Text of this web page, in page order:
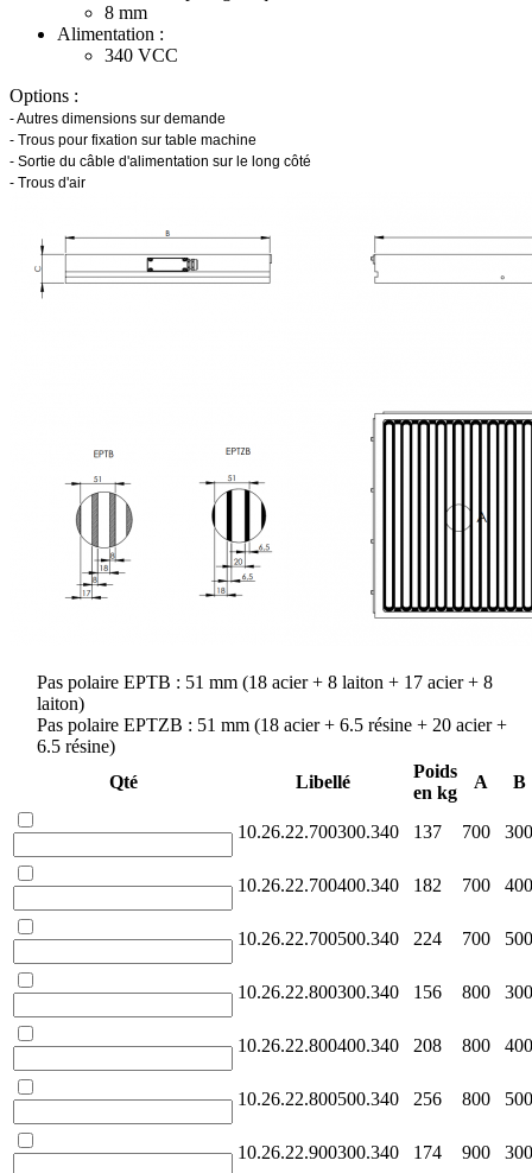
8 mm
Alimentation :
340 VCC
Options :
- Autres dimensions sur demande
- Trous pour fixation sur table machine
- Sortie du câble d'alimentation sur le long côté
- Trous d'air
Pas polaire EPTB : 51 mm (18 acier + 8 laiton + 17 acier + 8
laiton)
Pas polaire EPTZB : 51 mm (18 acier + 6.5 résine + 20 acier +
6.5 résine)
Qté
Libellé
Poids
en kg
A B
10.26.22.700300.340 137 700 300
10.26.22.700400.340 182 700 400
10.26.22.700500.340 224 700 500
10.26.22.800300.340 156 800 300
10.26.22.800400.340 208 800 400
10.26.22.800500.340 256 800 500
10.26.22.900300.340 174 900 300